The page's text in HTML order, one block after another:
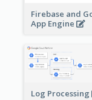
Firebase and
App Engine
Log Processing